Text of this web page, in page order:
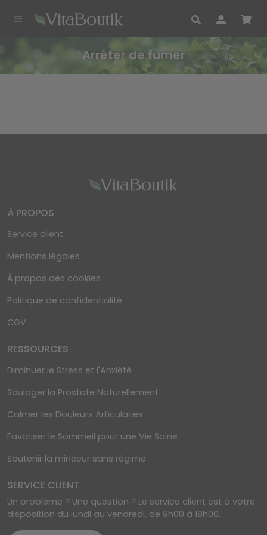
Arrêter de fumer
À PROPOS
Service client
Mentions légales
À propos des cookies
Politique de confidentialité
CGV
RESSOURCES
Diminuer le Stress et l'Anxiété
Soulager la Prostate Naturellement
Calmer les Douleurs Articulaires
Favoriser le Sommeil pour une Vie Saine
Soutenir la minceur sans régime
SERVICE CLIENT
Un problème ? Une question ? Le service client est à votre
disposition du lundi au vendredi, de 9h00 à 18h00.